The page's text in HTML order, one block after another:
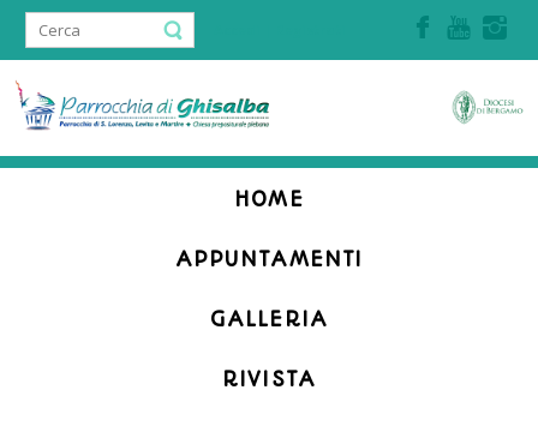
HOME
APPUNTAMENTI
GALLERIA
RIVISTA